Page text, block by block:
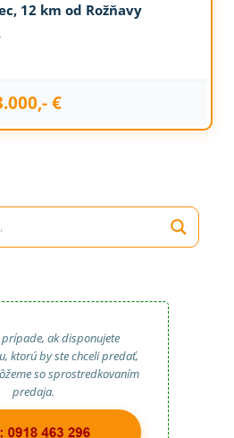
12 km od Rožňavy
€
prípade, ak disponujete
ktorú by ste chceli predať,
so sprostredkovaním
predaja.